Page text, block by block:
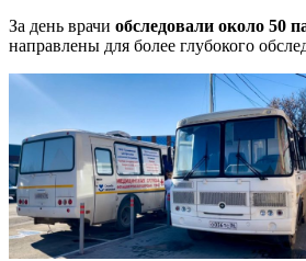
За день врачи обследовали около 50
направлены для более глубокого